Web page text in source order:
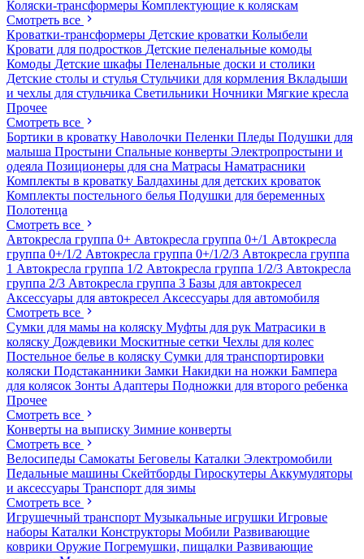
Коляски-трансформеры Комплектующие к коляскам
Смотреть все
Кроватки-трансформеры Детские кроватки Колыбели
Кровати для подростков Детские пеленальные комоды
Комоды Детские шкафы Пеленальные доски и столики
Детские столы и стулья Стульчики для кормления Вкладыши
и чехлы для стульчика Светильники Ночники Мягкие кресла
Прочее
Смотреть все
Бортики в кроватку Наволочки Пеленки Пледы Подушки для
малыша Простыни Спальные конверты Электропростыни и
одеяла Позиционеры для сна Матрасы Наматрасники
Комплекты в кроватку Балдахины для детских кроваток
Комплекты постельного белья Подушки для беременных
Полотенца
Смотреть все
Автокресла группа 0+ Автокресла группа 0+/1 Автокресла
группа 0+/1/2 Автокресла группа 0+/1/2/3 Автокресла группа
1 Автокресла группа 1/2 Автокресла группа 1/2/3 Автокресла
группа 2/3 Автокресла группа 3 Базы для автокресел
Аксессуары для автокресел Аксессуары для автомобиля
Смотреть все
Сумки для мамы на коляску Муфты для рук Матрасики в
коляску Дождевики Москитные сетки Чехлы для колес
Постельное белье в коляску Сумки для транспортировки
коляски Подстаканники Замки Накидки на ножки Бампера
для колясок Зонты Адаптеры Подножки для второго ребенка
Прочее
Смотреть все
Конверты на выписку Зимние конверты
Смотреть все
Велосипеды Самокаты Беговелы Каталки Электромобили
Педальные машины Скейтборды Гироскутеры Аккумуляторы
и аксессуары Транспорт для зимы
Смотреть все
Игрушечный транспорт Музыкальные игрушки Игровые
наборы Каталки Конструкторы Мобили Развивающие
коврики Оружие Погремушки, пищалки Развивающие